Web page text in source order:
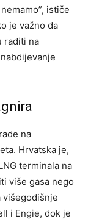
ističe
je važno da
raditi na
na
Hrvatska je,
terminala na
više gasa nego
višegodišnje
i Engie, dok je